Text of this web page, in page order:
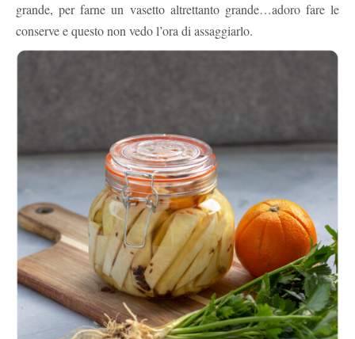
grande, per farne un vasetto altrettanto grande…adoro fare le
conserve e questo non vedo l’ora di assaggiarlo.